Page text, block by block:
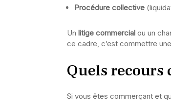
Procédure collective
Un litige commercial ou un
ce cadre, c’est commettre une
Quels recours
Si vous êtes commerçant et